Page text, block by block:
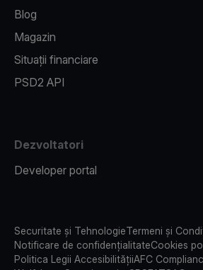
Blog
Magazin
Situații financiare
PSD2 API
Dezvoltatori
Developer portal
Securitate și TehnologieTermeni și
Notificare de confidențialitateCookies
Politica Legii AccesibilitățiiAFC